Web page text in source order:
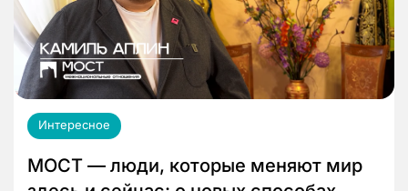
Интересное
МОСТ — люди, которые меняют мир